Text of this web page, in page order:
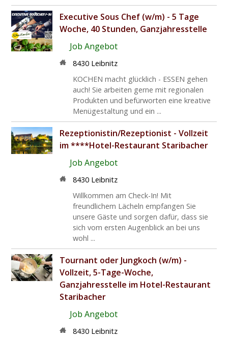
Executive Sous Chef (w/m) - 5 Tage
Woche, 40 Stunden, Ganzjahresstelle
Job Angebot
8430 Leibnitz
KOCHEN macht glücklich - ESSEN gehen
auch! Sie arbeiten gerne mit regionalen
Produkten und befürworten eine kreative
Menügestaltung und ein ...
Rezeptionistin/Rezeptionist - Vollzeit
im ****Hotel-Restaurant Staribacher
Job Angebot
8430 Leibnitz
Willkommen am Check-In! Mit
freundlichem Lächeln empfangen Sie
unsere Gäste und sorgen dafür, dass sie
sich vom ersten Augenblick an bei uns
wohl ...
Tournant oder Jungkoch (w/m) -
Vollzeit, 5-Tage-Woche,
Ganzjahresstelle im Hotel-Restaurant
Staribacher
Job Angebot
8430 Leibnitz